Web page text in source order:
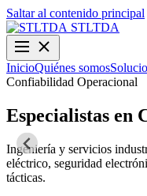
Saltar al contenido principal
STLTDA
InicioQuiénes somos
Confiabilidad Operacional
Especialistas en
Ingeniería y servicios
eléctrico, seguridad
tácticas.